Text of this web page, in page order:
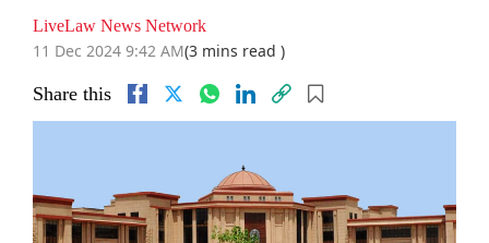
LiveLaw News Network
11 Dec 2024 9:42 AM(3 mins read )
Share this